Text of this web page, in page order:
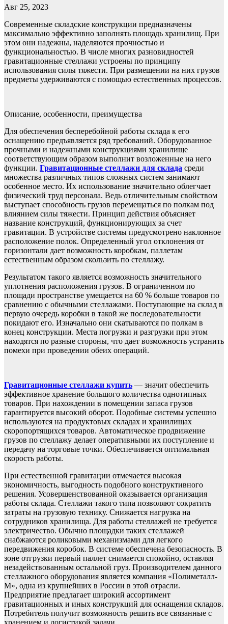
Авг 25, 2023
Современные складские конструкции предназначены
максимально эффективно заполнять площадь хранилищ. При
этом они надежны, наделяются прочностью и
функциональностью. В числе многих разновидностей
гравитационные стеллажи устроены по принципу
использования силы тяжести. При размещении на них грузов
предметы удерживаются с помощью естественных процессов.
Описание, особенности, преимущества
Для обеспечения бесперебойной работы склада к его
оснащению предъявляется ряд требований. Оборудованное
прочными и надежными конструкциями хранилище
соответствующим образом выполнит возложенные на него
функции. Гравитационные стеллажи для склада среди
множества различных типов сложных систем занимают
особенное место. Их использование значительно облегчает
физический труд персонала. Ведь отличительным свойством
выступает способность грузов перемещаться по полкам под
влиянием силы тяжести. Принцип действия объясняет
название конструкций, функционирующих за счет
гравитации. В устройстве системы предусмотрено наклонное
расположение полок. Определенный угол отклонения от
горизонтали дает возможность коробкам, паллетам
естественным образом скользить по стеллажу.
Результатом такого является возможность значительного
уплотнения расположения грузов. В ограниченном по
площади пространстве умещается на 60 % больше товаров по
сравнению с обычными стеллажами. Поступающие на склад в
первую очередь коробки в такой же последовательности
покидают его. Изначально они скатываются по полкам в
конец конструкции. Места погрузки и разгрузки при этом
находятся по разные стороны, что дает возможность устранить
помехи при проведении обеих операций.
Гравитационные стеллажи купить — значит обеспечить
эффективное хранение большого количества однотипных
товаров. При нахождении в помещении запаса грузов
гарантируется высокий оборот. Подобные системы успешно
используются на продуктовых складах и хранилищах
скоропортящихся товаров. Автоматическое продвижение
грузов по стеллажу делает оперативными их поступление и
передачу на торговые точки. Обеспечивается оптимальная
скорость работы.
При естественной гравитации отмечается высокая
экономичность, выгодность подобного конструктивного
решения. Усовершенствованной оказывается организация
работы склада. Стеллажи такого типа позволяют сократить
затраты на грузовую технику. Снижается нагрузка на
сотрудников хранилища. Для работы стеллажей не требуется
электричество. Обычно площадки таких стеллажей
снабжаются роликовыми механизмами для легкого
передвижения коробок. В системе обеспечена безопасность. В
зоне отгрузки первый паллет снимается спокойно, оставляя
незадействованным остальной груз. Производителем данного
стеллажного оборудования является компания «Полиметалл-
М», одна из крупнейших в России в этой отрасли.
Предприятие предлагает широкий ассортимент
гравитационных и иных конструкций для оснащения складов.
Потребитель получит возможность решить все связанные с
хранением и логистикой задачи.